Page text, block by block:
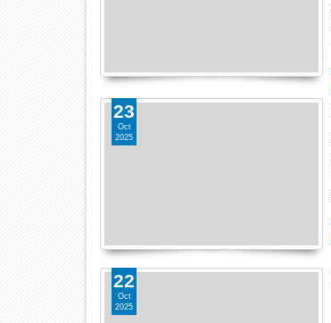
23
Oct
2025
22
Oct
2025